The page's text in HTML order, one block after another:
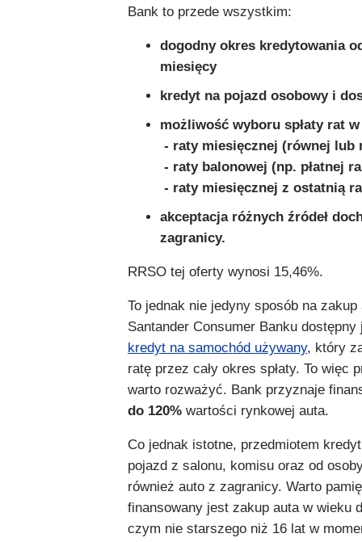
Bank to przede wszystkim:
dogodny okres kredytowania
miesięcy
kredyt na pojazd osobowy i
możliwość wyboru spłaty rat
- raty miesięcznej (równej lub
- raty balonowej (np. płatnej
- raty miesięcznej z ostatnią
akceptacja różnych źródeł
zagranicy.
RRSO tej oferty wynosi 15,46%.
To jednak nie jedyny sposób na zakup
Santander Consumer Banku
kredyt na samochód używany, który
ratę przez cały okres spłaty. To więc
warto rozważyć. Bank przyznaje
do 120% wartości rynkowej auta.
Co jednak istotne, przedmiotem
pojazd z salonu, komisu oraz od
również auto z zagranicy. Warto
finansowany jest zakup auta w wieku
czym nie starszego niż 16 lat w